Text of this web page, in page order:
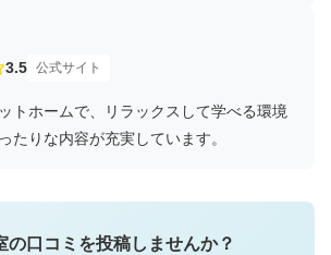
3.5 公式サイト
トホームで、リラックスして学べる環境
たりな内容が充実しています。
の口コミを投稿しませんか？